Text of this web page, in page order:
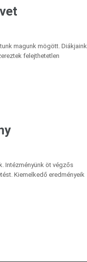
magunk mögött. Diákjaink
felejthetetlen
Intézményünk öt végzős
Kiemelkedő eredményeik